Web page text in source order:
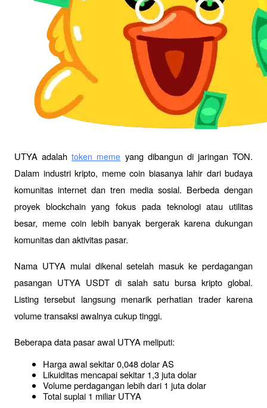
UTYA adalah token meme yang dibangun di jaringan TON.
Dalam industri kripto, meme coin biasanya lahir dari budaya
komunitas internet dan tren media sosial. Berbeda dengan
proyek blockchain yang fokus pada teknologi atau utilitas
besar, meme coin lebih banyak bergerak karena dukungan
komunitas dan aktivitas pasar.
Nama UTYA mulai dikenal setelah masuk ke perdagangan
pasangan UTYA USDT di salah satu bursa kripto global.
Listing tersebut langsung menarik perhatian trader karena
volume transaksi awalnya cukup tinggi.
Beberapa data pasar awal UTYA meliputi:
Harga awal sekitar 0,048 dolar AS
Likuiditas mencapai sekitar 1,3 juta dolar
Volume perdagangan lebih dari 1 juta dolar
Total suplai 1 miliar UTYA